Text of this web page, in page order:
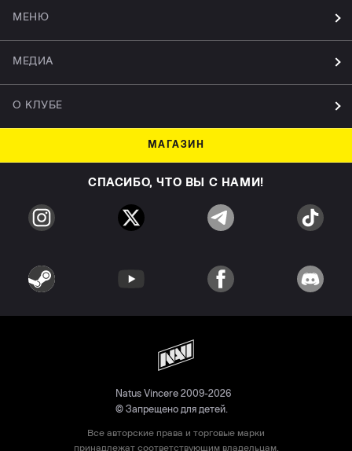
МЕНЮ
МЕДИА
О КЛУБЕ
МАГАЗИН
СПАСИБО, ЧТО ВЫ С НАМИ!
Natus Vincere 2009-2026
© Запрещено для детей.
Все авторские права и торговые марки
принадлежат соответствующим владельцам.